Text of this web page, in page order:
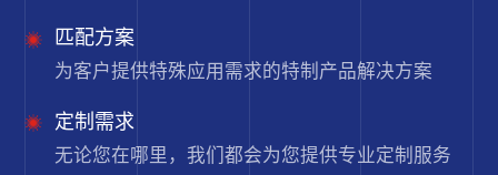
匹配方案
为客户提供特殊应用需求的特制产品解决方案
定制需求
无论您在哪里，我们都会为您提供专业定制服务